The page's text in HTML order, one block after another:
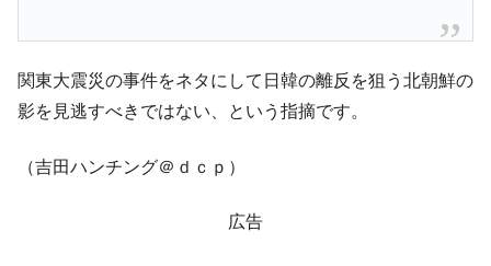
セレクトセールの高額取引馬が稼いだ金額とは？
関東大震災の事件をネタにして日韓の離反を狙う北朝鮮の
影を見逃すべきではない、という指摘です。
（吉田ハンチング＠ｄｃｐ）
広告